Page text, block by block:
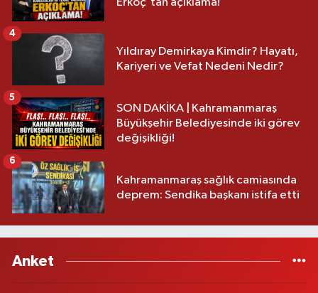
Erkoç'tan açıklama!
Yıldıray Demirkaya Kimdir? Hayatı,
Kariyeri ve Vefat Nedeni Nedir?
4
SON DAKİKA | Kahramanmaraş
Büyükşehir Belediyesinde iki görev
değişikliği!
5
Kahramanmaraş sağlık camiasında
deprem: Sendika başkanı istifa etti
6
Anket